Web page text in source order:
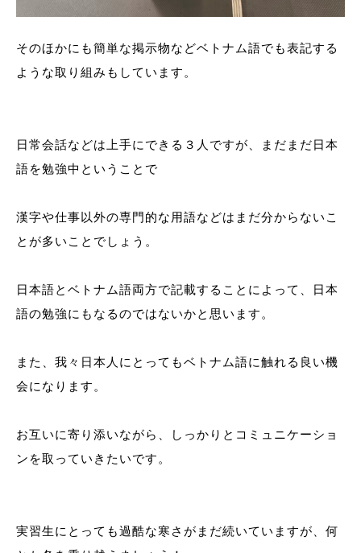
そのほかにも簡単な掲示物などベトナム語でも表記する
ような取り組みもしています。
日常会話などは上手にできる３人ですが、まだまだ日本
語を勉強中ということで
漢字や仕事以外の専門的な用語などはまだ分からないこ
とが多いことでしょう。
日本語とベトナム語両方で記載することによって、日本
語の勉強にもなるのではないかと思います。
また、我々日本人にとってもベトナム語に触れる良い機
会になります。
お互いに寄り添いながら、しっかりとコミュニケーショ
ンを取っていきたいです。
実習生にとっても過酷な寒さがまだ続いていますが、何